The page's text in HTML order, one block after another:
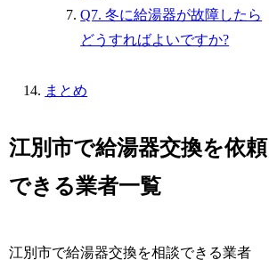
Q7. 冬に給湯器が故障したら
どうすればよいですか?
まとめ
江別市で給湯器交換を依頼
できる業者一覧
江別市で給湯器交換を相談できる業者